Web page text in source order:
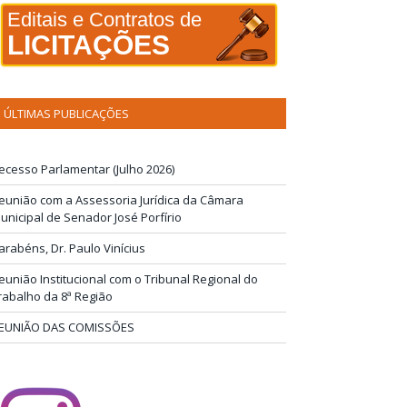
Editais e Contratos de
LICITAÇÕES
ÚLTIMAS PUBLICAÇÕES
Parlamentar (Julho 2026)
com a Assessoria Jurídica da Câmara
de Senador José Porfírio
Dr. Paulo Vinícius
Institucional com o Tribunal Regional do
da 8ª Região
DAS COMISSÕES